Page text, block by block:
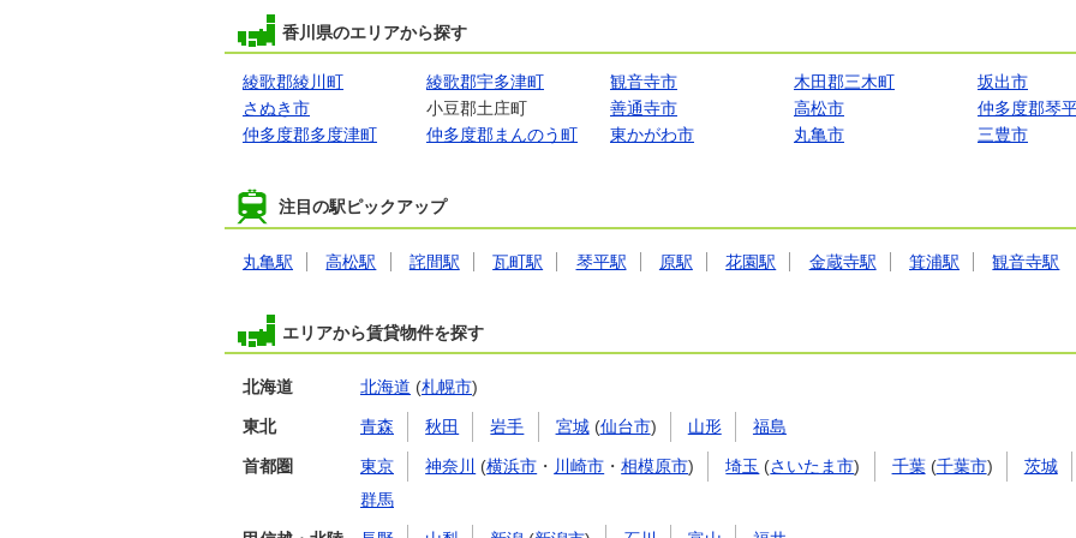
香川県のエリアから探す
綾歌郡綾川町 綾歌郡宇多津町 観音寺市 木田郡三木町
坂出市
さぬき市
小豆郡土庄町 善通寺市 高松市
仲多度郡琴
仲多度郡多度津町
仲多度郡まんのう町 東かがわ市 丸亀市 三豊市
注目の駅ピックアップ
丸亀駅 高松駅 詫間駅 瓦町駅 琴平駅 原駅 花園駅 金蔵寺駅 箕浦駅 観音寺駅
エリアから賃貸物件を探す
北海道 北海道 (札幌市)
東北 青森 秋田 岩手 宮城(仙台市) 山形 福島
首都圏 東京 神奈川 (横浜市 ・ 川崎市 ・相模原市) 埼玉 (さいたま市) 千葉(千葉市) 茨城
群馬